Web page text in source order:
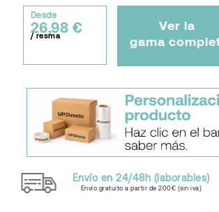
Desde
26,98 €
/ resma
Ver la
gama
Envío en 24/48h (laborables)
Envío gratuito a partir de 200€ (sin iva)